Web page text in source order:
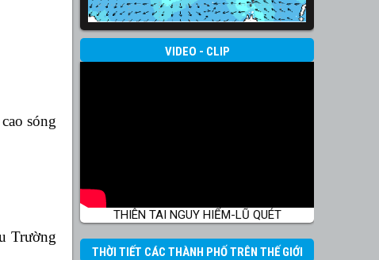
sóng
Trường
VIDEO - CLIP
THIÊN TAI NGUY HIỂM-LŨ QUÉT
THỜI TIẾT CÁC THÀNH PHỐ TRÊN THẾ GIỚI